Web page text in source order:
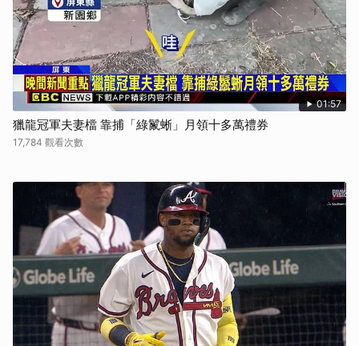
01:57
獵龍冠軍夫妻檔 靠捕「綠鬣蜥」月領十多萬禮券
17,784 觀看次數